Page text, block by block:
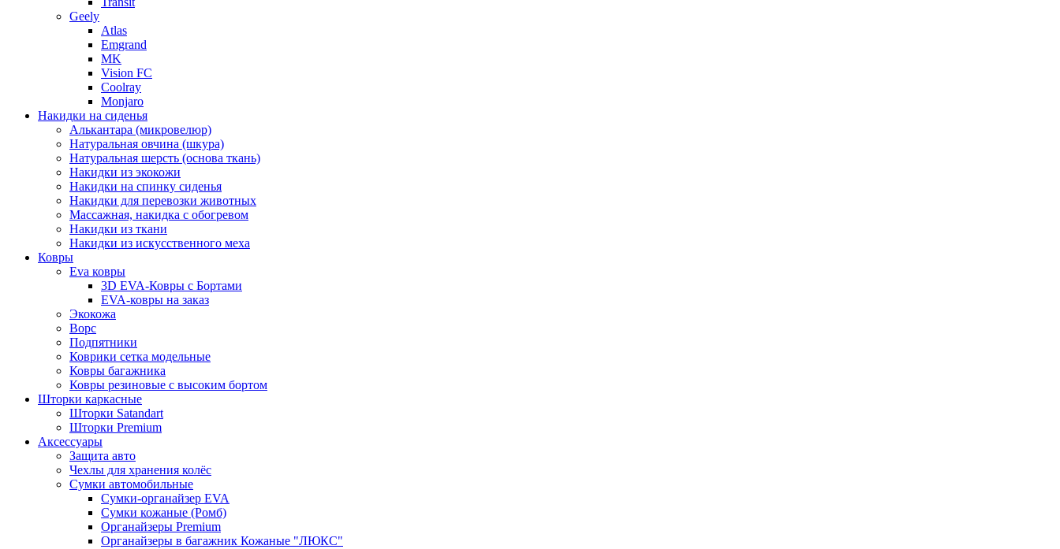
Geely
Atlas
Emgrand
MK
Vision FC
Coolray
Monjaro
Накидки на сиденья
Алькантара (микровелюр)
Натуральная овчина (шкура)
Натуральная шерсть (основа ткань)
Накидки из экокожи
Накидки на спинку сиденья
Накидки для перевозки животных
Массажная, накидка с обогревом
Накидки из ткани
Накидки из искусственного меха
Ковры
Eva ковры
3D EVA-Ковры с Бортами
EVA-ковры на заказ
Экокожа
Ворс
Подпятники
Коврики сетка модельные
Ковры багажника
Ковры резиновые с высоким бортом
Шторки каркасные
Шторки Satandart
Шторки Premium
Аксессуары
Защита авто
Чехлы для хранения колёс
Сумки автомобильные
Сумки-органайзер EVA
Сумки кожаные (Ромб)
Органайзеры Premium
Органайзеры в багажник Кожаные "ЛЮКС"